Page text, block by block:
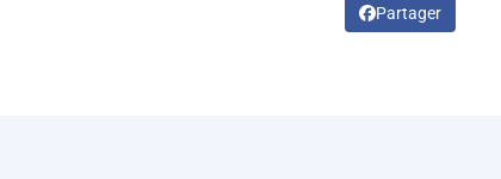
Partager